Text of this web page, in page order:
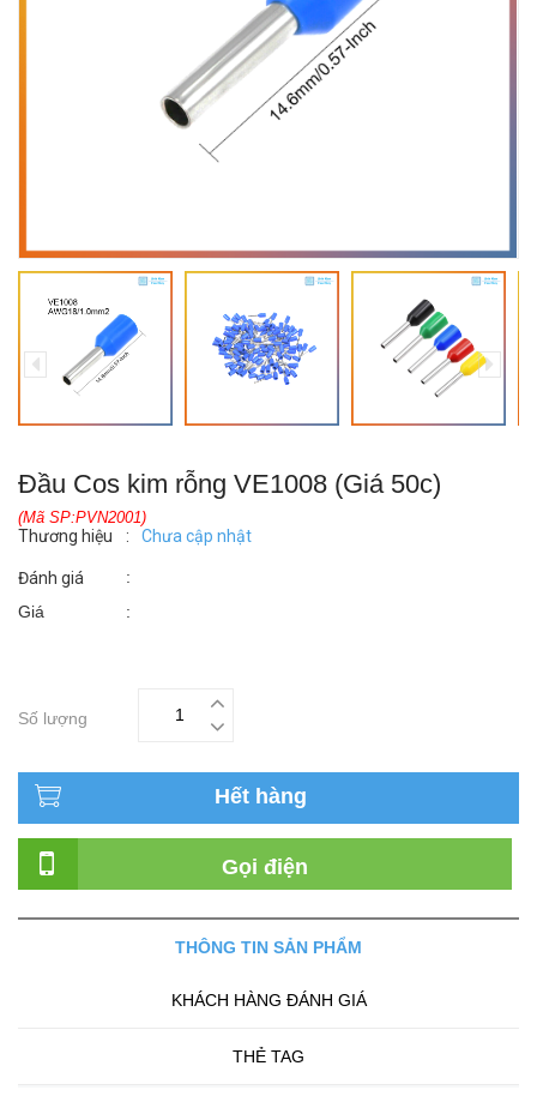
Đầu Cos kim rỗng VE1008 (Giá 50c)
(Mã SP:PVN2001)
Thương hiệu : Chưa cập nhật
Đánh giá
:
Giá
:
Số lượng
Hết hàng
Gọi điện
THÔNG TIN SẢN PHẨM
KHÁCH HÀNG ĐÁNH GIÁ
THẺ TAG